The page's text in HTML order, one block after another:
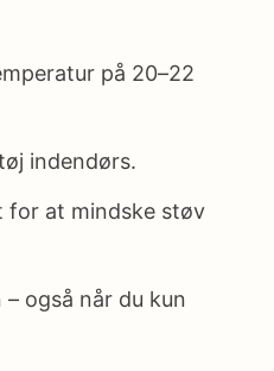
på 20–22
indendørs.
for at mindske støv
også når du kun